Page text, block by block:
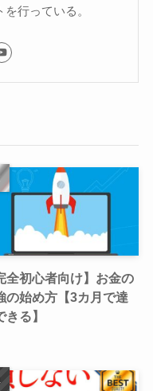
行っている。
全初心者向け】お金の
の始め方【3カ月で達
きる】